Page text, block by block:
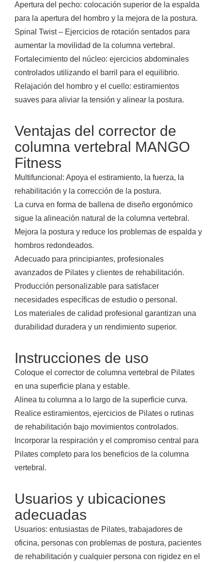
Apertura del pecho: colocación superior de la espalda
para la apertura del hombro y la mejora de la postura.
Spinal Twist – Ejercicios de rotación sentados para
aumentar la movilidad de la columna vertebral.
Fortalecimiento del núcleo: ejercicios abdominales
controlados utilizando el barril para el equilibrio.
Relajación del hombro y el cuello: estiramientos
suaves para aliviar la tensión y alinear la postura.
Ventajas del corrector de
columna vertebral MANGO
Fitness
Multifuncional: Apoya el estiramiento, la fuerza, la
rehabilitación y la corrección de la postura.
La curva en forma de ballena de diseño ergonómico
sigue la alineación natural de la columna vertebral.
Mejora la postura y reduce los problemas de espalda y
hombros redondeados.
Adecuado para principiantes, profesionales
avanzados de Pilates y clientes de rehabilitación.
Producción personalizable para satisfacer
necesidades específicas de estudio o personal.
Los materiales de calidad profesional garantizan una
durabilidad duradera y un rendimiento superior.
Instrucciones de uso
Coloque el corrector de columna vertebral de Pilates
en una superficie plana y estable.
Alinea tu columna a lo largo de la superficie curva.
Realice estiramientos, ejercicios de Pilates o rutinas
de rehabilitación bajo movimientos controlados.
Incorporar la respiración y el compromiso central para
Pilates completo para los beneficios de la columna
vertebral.
Usuarios y ubicaciones
adecuadas
Usuarios: entusiastas de Pilates, trabajadores de
oficina, personas con problemas de postura, pacientes
de rehabilitación y cualquier persona con rigidez en el